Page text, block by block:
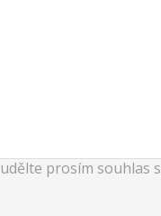
prosím souhlas